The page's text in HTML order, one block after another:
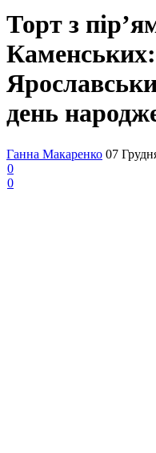
Торт з
день
Ганна Макаренко 07
0
0